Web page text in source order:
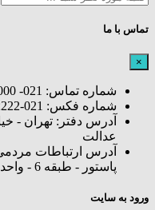
تماس با ما
×
شماره تماس: 021- 000000
شماره فکس: 021-222222
آدرس دفتر: تهران -
عدالت
آدرس ارتباطات
پاستور - طبقه 6 - واحد 12
ورود به سایت